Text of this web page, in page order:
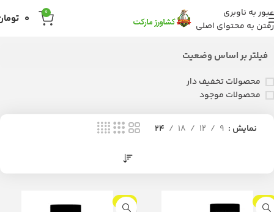
عبور به ناوبری
رفتن به محتوای اصلی
0
0
فیلتر بر اساس وضعیت
محصولات تخفیف دار
محصولات موجود
نمایش 9
12
18
24
-9%
-9%